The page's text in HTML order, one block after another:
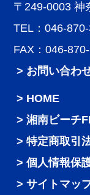
〒249-0003 神
TEL：046-
FAX：046-
> お問い合わ
HOME
湘南ビーチ
特定商取引
個人情報保
サイトマッ